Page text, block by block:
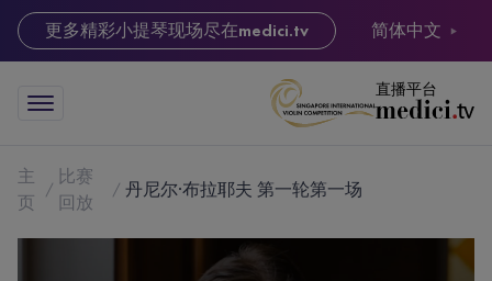
更多精彩小提琴现场尽在medici.tv 简体中文
直播平台
主
页
比赛
回放
丹尼尔·布拉耶夫 第一轮第一场